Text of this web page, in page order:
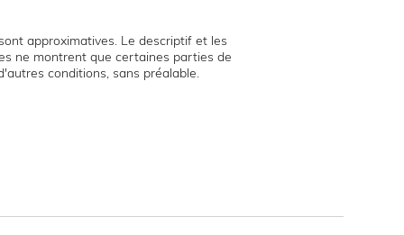
approximatives. Le descriptif et les
ne montrent que certaines parties de
conditions, sans préalable.